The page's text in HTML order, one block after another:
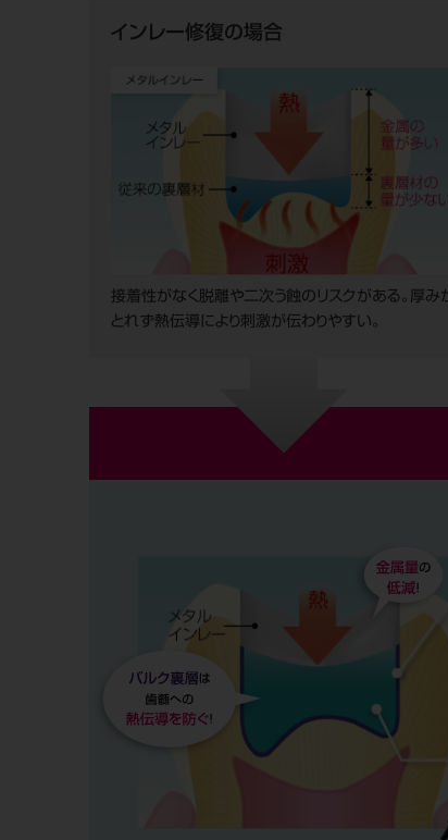
インレー修復の場合
接着性がなく脱離や二次う蝕のリスクがある。厚み
とれず熱伝導により刺激が伝わりやすい。